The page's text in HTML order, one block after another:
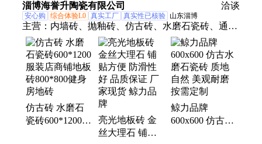
米克
淄博海誉升陶瓷有限公司 洽谈
安心购 综合体验L0 真实工厂 真实性已核验 山东淄博
主营： 内墙砖、抛釉砖、仿古砖、水磨石瓷砖、通体
大理石瓷砖、室内防滑砖、抛光砖
仿古砖 水磨石
瓷砖600*1200
亮光地板砖 金
丝大理石 铺贴
鲸力品牌
600x600 仿古水